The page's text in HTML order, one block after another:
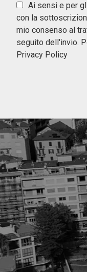
Ai sensi e per
con la
mio consenso al
seguito dell'invio.
Privacy Policy